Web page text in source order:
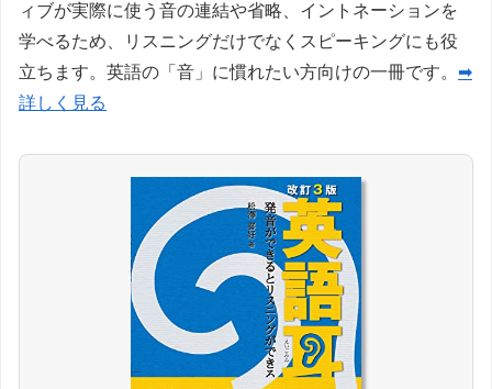
ィブが実際に使う音の連結や省略、イントネーションを
学べるため、リスニングだけでなくスピーキングにも役
立ちます。英語の「音」に慣れたい方向けの一冊です。 ➡
詳しく見る